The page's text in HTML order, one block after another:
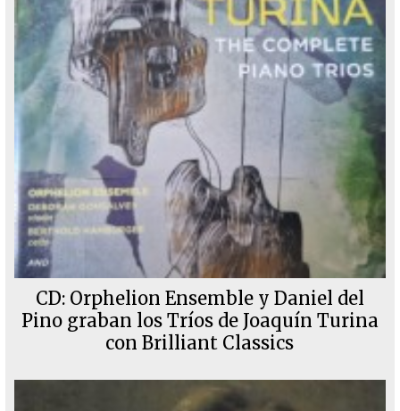
CD: Orphelion Ensemble y Daniel del
Pino graban los Tríos de Joaquín Turina
con Brilliant Classics